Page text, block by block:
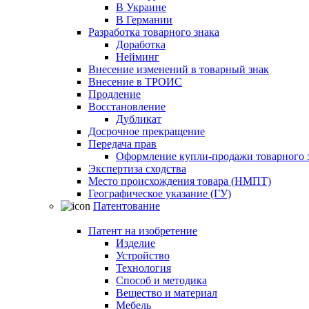
В Украине
В Германии
Разработка товарного знака
Доработка
Нейминг
Внесение изменений в товарный знак
Внесение в ТРОИС
Продление
Восстановление
Дубликат
Досрочное прекращение
Передача прав
Оформление купли-продажи товарного
Экспертиза сходства
Место происхождения товара (НМПТ)
Географическое указание (ГУ)
Патентование
Патент на изобретение
Изделие
Устройство
Технология
Способ и методика
Вещество и материал
Мебель